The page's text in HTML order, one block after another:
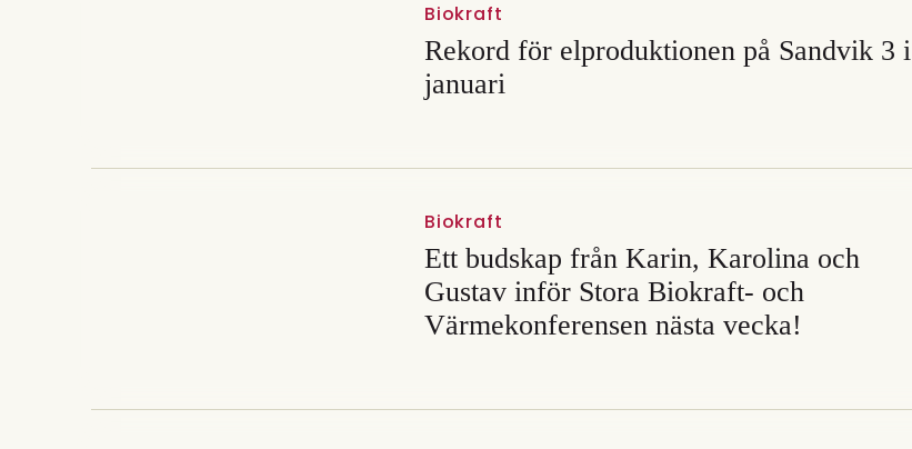
Biokraft
Rekord för elproduktionen på Sandvik 3 i
januari
Biokraft
Ett budskap från Karin, Karolina och
Gustav inför Stora Biokraft- och
Värmekonferensen nästa vecka!